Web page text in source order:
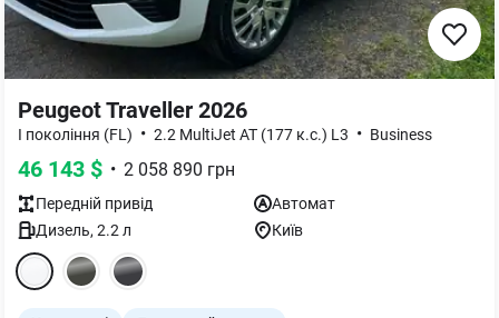
Peugeot Traveller 2026
I покоління (FL) • 2.2 MultiJet AT (177 к.с.) L3 • Business
46 143 $ • 2 058 890 грн
Передній привід
Автомат
Дизель, 2.2 л Київ